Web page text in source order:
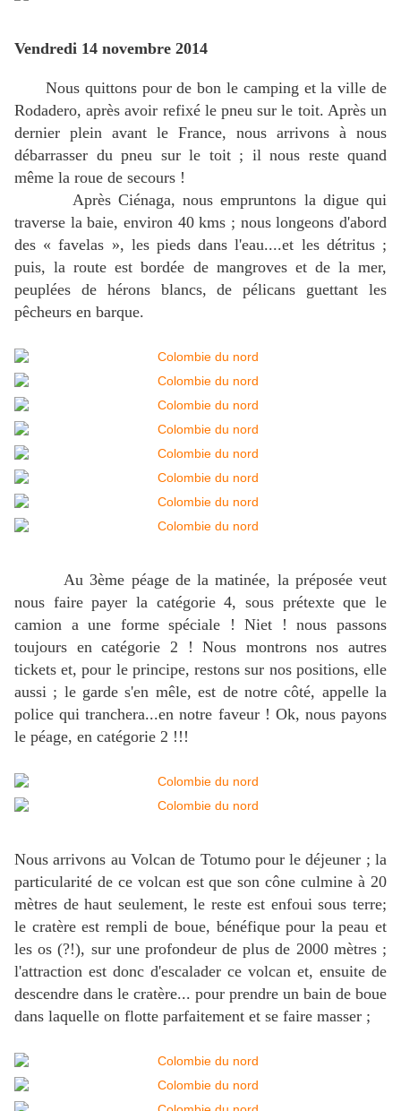
Vendredi 14 novembre 2014
Nous quittons pour de bon le camping et la ville de
Rodadero, après avoir refixé le pneu sur le toit. Après un
dernier plein avant le France, nous arrivons à nous
débarrasser du pneu sur le toit ; il nous reste quand
même la roue de secours !
Après Ciénaga, nous empruntons la digue qui
traverse la baie, environ 40 kms ; nous longeons d'abord
des « favelas », les pieds dans l'eau....et les détritus ;
puis, la route est bordée de mangroves et de la mer,
peuplées de hérons blancs, de pélicans guettant les
pêcheurs en barque.
Au 3ème péage de la matinée, la préposée veut
nous faire payer la catégorie 4, sous prétexte que le
camion a une forme spéciale ! Niet ! nous passons
toujours en catégorie 2 ! Nous montrons nos autres
tickets et, pour le principe, restons sur nos positions, elle
aussi ; le garde s'en mêle, est de notre côté, appelle la
police qui tranchera...en notre faveur ! Ok, nous payons
le péage, en catégorie 2 !!!
Nous arrivons au Volcan de Totumo pour le déjeuner ; la
particularité de ce volcan est que son cône culmine à 20
mètres de haut seulement, le reste est enfoui sous terre;
le cratère est rempli de boue, bénéfique pour la peau et
les os (?!), sur une profondeur de plus de 2000 mètres ;
l'attraction est donc d'escalader ce volcan et, ensuite de
descendre dans le cratère... pour prendre un bain de boue
dans laquelle on flotte parfaitement et se faire masser ;